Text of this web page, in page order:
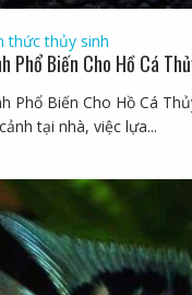
thức thủy sinh
Phổ Biến Cho Hồ Cá
Phổ Biến Cho Hồ Cá
tại nhà, việc lựa...